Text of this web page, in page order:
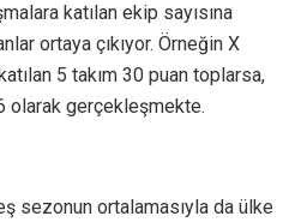
katılan ekip sayısına
ortaya çıkıyor. Örneğin X
5 takım 30 puan toplarsa,
olarak gerçekleşmekte.
sezonun ortalamasıyla da ülke